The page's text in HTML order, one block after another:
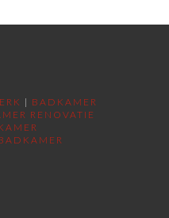
| BADKAMER
RENOVATIE